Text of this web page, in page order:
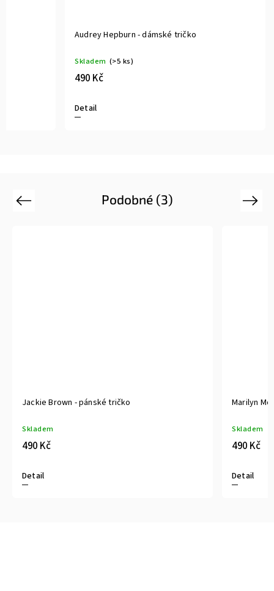
Audrey Hepburn - dámské tričko
Skladem (>5 ks)
490 Kč
Detail
Podobné (3)
Previous
Jackie Brown - pánské tričko
Skladem
490 Kč
Detail
Marilyn
Skladem
490 Kč
Detail
Next